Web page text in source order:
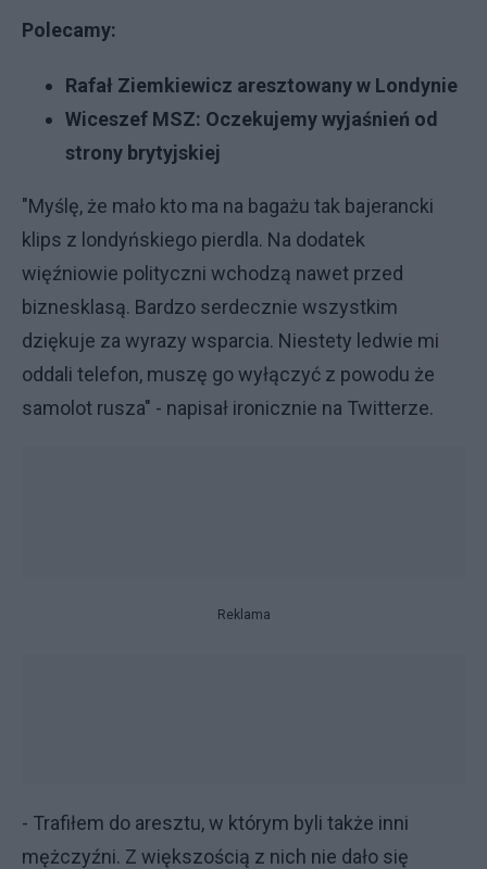
Polecamy:
Rafał Ziemkiewicz aresztowany w Londynie
Wiceszef MSZ: Oczekujemy wyjaśnień od
strony brytyjskiej
"Myślę, że mało kto ma na bagażu tak bajerancki
klips z londyńskiego pierdla. Na dodatek
więźniowie polityczni wchodzą nawet przed
biznesklasą. Bardzo serdecznie wszystkim
dziękuje za wyrazy wsparcia. Niestety ledwie mi
oddali telefon, muszę go wyłączyć z powodu że
samolot rusza" - napisał ironicznie na Twitterze.
Reklama
- Trafiłem do aresztu, w którym byli także inni
mężczyźni. Z większością z nich nie dało się